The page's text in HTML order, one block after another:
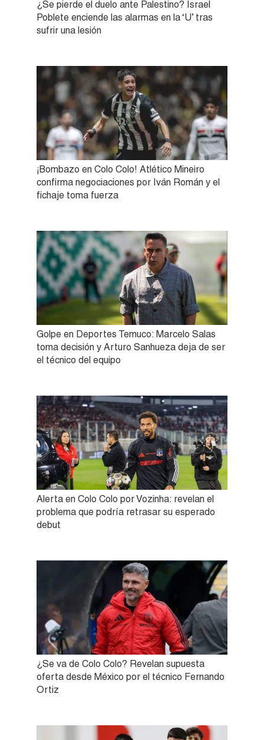
¿Se pierde el duelo ante Palestino? Israel
Poblete enciende las alarmas en la ‘U’ tras
sufrir una lesión
¡Bombazo en Colo Colo! Atlético Mineiro
confirma negociaciones por Iván Román y el
fichaje toma fuerza
Golpe en Deportes Temuco: Marcelo Salas
toma decisión y Arturo Sanhueza deja de ser
el técnico del equipo
Alerta en Colo Colo por Vozinha: revelan el
problema que podría retrasar su esperado
debut
¿Se va de Colo Colo? Revelan supuesta
oferta desde México por el técnico Fernando
Ortiz